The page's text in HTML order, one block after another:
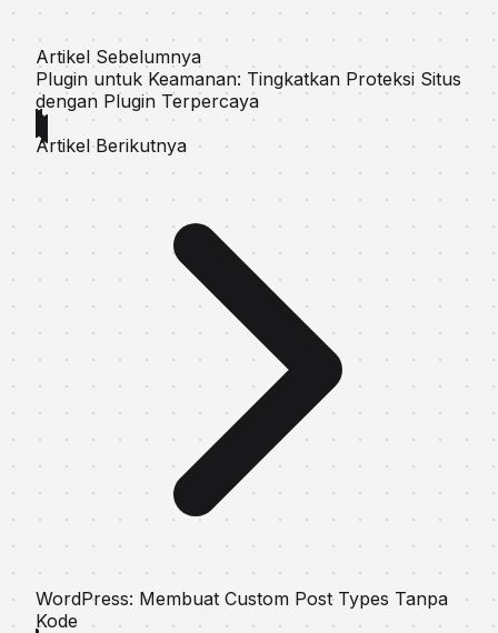
Artikel Sebelumnya
Plugin untuk Keamanan: Tingkatkan Proteksi Situs
dengan Plugin Terpercaya
Artikel Berikutnya
WordPress: Membuat Custom Post Types Tanpa
Kode